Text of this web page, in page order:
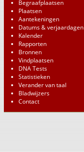
Begraafplaatsen
Plaatsen
Aantekeningen
Datums & verjaardagen
Kalender
Rapporten
Bronnen
Vindplaatsen
DNA Tests
Statistieken
Verander van taal
Bladwijzers
Contact